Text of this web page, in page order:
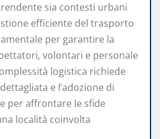
sia contesti urbani
efficiente del trasporto
per garantire la
volontari e personale
logistica richiede
e l’adozione di
per affrontare le sfide
località coinvolta